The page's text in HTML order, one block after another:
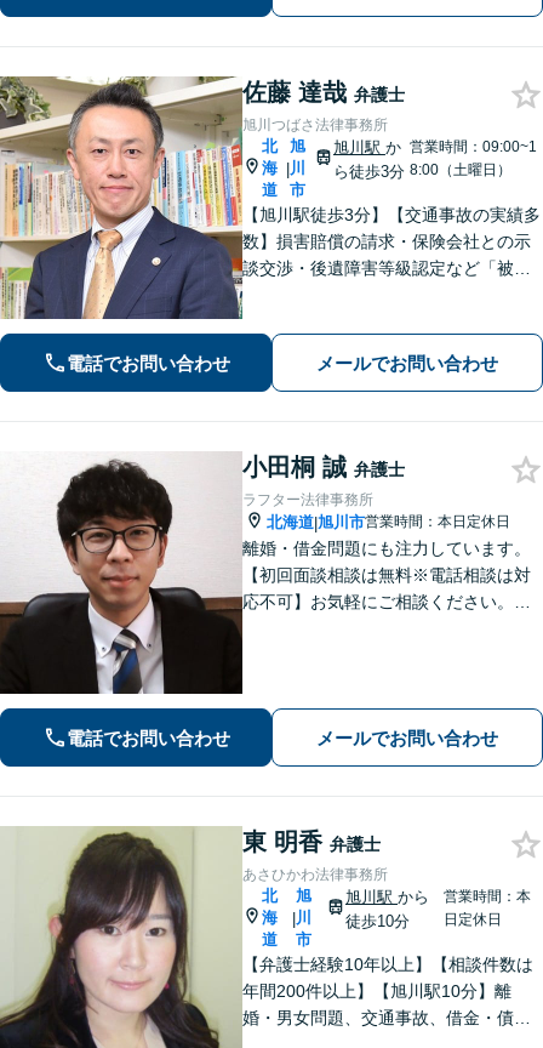
佐藤 達哉 弁護士
旭川つばさ法律事務所
北
海
道
|
旭
川
市
旭川駅 か
ら徒歩3分
営業時間：09:00~1
8:00（土曜日）
【旭川駅徒歩3分】【交通事故の実績多
数】損害賠償の請求・保険会社との示
談交渉・後遺障害等級認定など「被害
ど、事故に遭われたらまずご相談を
【初回相談無料】【ビデオ面談可】
電話でお問い合わせ メールでお問い合わせ
小田桐 誠 弁護士
ラフター法律事務所
北海道|旭川市営業時間：本日定休日
離婚・借金問題にも注力しています。
【初回面談相談は無料※電話相談は対
応不可】お気軽にご相談ください。解
電話でお問い合わせ メールでお問い合わせ
東 明香 弁護士
あさひかわ法律事務所
北
海
道
|
旭
川
市
旭川駅 から
徒歩10分
営業時間：本
日定休日
【弁護士経験10年以上】【相談件数は
年間200件以上】【旭川駅10分】離
婚・男女問題、交通事故、借金・債務